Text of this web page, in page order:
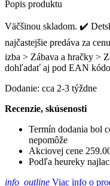
Popis produktu
Väčšinou skladom. ✔️
najčastejšie predáva za
izba > Zábava a hračky >
dohľadať aj pod EAN
Dodanie: cca 2-3 týždne
Recenzie, skúsenosti
Termín dodania bol
nepomôže
Akciovej cene
Podľa heureky
info_outline Viac info o